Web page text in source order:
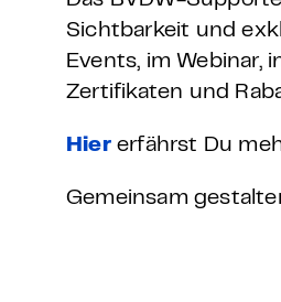
Weitere
Product
Product
Sichtbarkeit und
Events, im Webinar,
Zertifikaten und
Hiererfährst Du
Gemeinsam